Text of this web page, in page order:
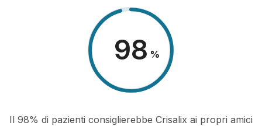
98 %
Il 98% di pazienti consiglierebbe Crisalix ai propri amici